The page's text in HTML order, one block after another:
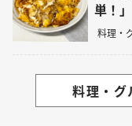
単！」
料理・
料理・グ